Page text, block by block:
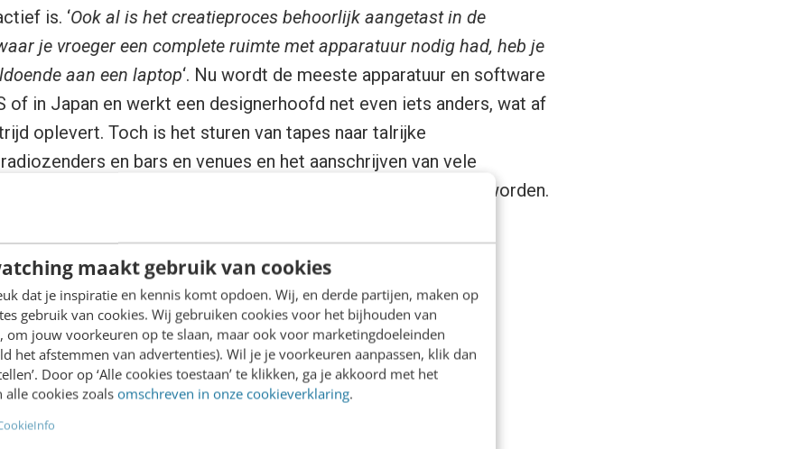
maakt gebruik van cookies
dat je inspiratie en kennis komt opdoen. Wij, en derde partijen, maken op
gebruik van cookies. Wij gebruiken cookies voor het bijhouden van
om jouw voorkeuren op te slaan, maar ook voor marketingdoeleinden
het afstemmen van advertenties). Wil je je voorkeuren aanpassen, klik dan
Door op ‘Alle cookies toestaan’ te klikken, ga je akkoord met het
alle cookies zoalsomschreven in onze cookieverklaring.
is. ‘Ook al is het creatieproces behoorlijk aangetast in de
je vroeger een complete ruimte met apparatuur nodig had, heb je
aan een laptop‘. Nu wordt de meeste apparatuur en software
of in Japan en werkt een designerhoofd net even iets anders, wat af
oplevert. Toch is het sturen van tapes naar talrijke
en bars en venues en het aanschrijven van vele
de komst van services als Soundcloud behoorlijk easy geworden.